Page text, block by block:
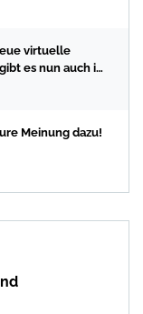
es nun auch in
Meinung dazu!